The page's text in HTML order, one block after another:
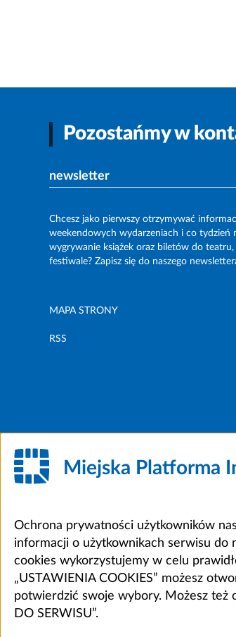
Pozostańmy w
newsletter
Chcesz jako pierwszy otrzymywać
weekendowych wydarzeniach i co tydzień
wygrywanie książek oraz biletów do
festiwale? Zapisz się do naszego
MAPA STRONY
RSS
Miejska Platforma
Ochrona prywatności użytkowników
informacji o użytkownikach serwisu do
cookies wykorzystujemy w celu
„USTAWIENIA COOKIES” możesz
potwierdzić swoje wybory. Możesz też
DO SERWISU”.